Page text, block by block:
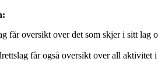
får oversikt over det som skjer i sitt lag
får også oversikt over all aktivitet i